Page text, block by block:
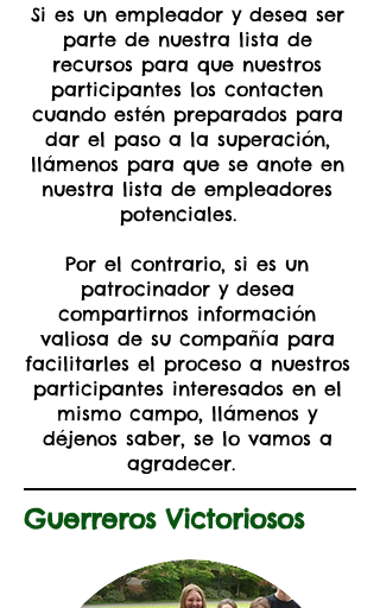
Si es un empleador y desea ser
parte de nuestra lista de
recursos para que nuestros
participantes los contacten
cuando estén preparados para
dar el paso a la superación,
llámenos para que se anote en
nuestra lista de empleadores
potenciales.
Por el contrario, si es un
patrocinador y desea
compartirnos información
valiosa de su compañía para
facilitarles el proceso a nuestros
participantes interesados en el
mismo campo, llámenos y
déjenos saber, se lo vamos a
agradecer.
Guerreros Victoriosos